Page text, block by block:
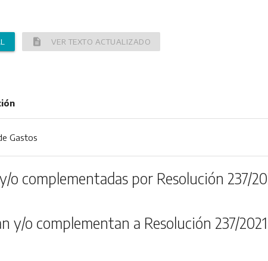
description VER TEXTO ACTUALIZADO
Gastos
o complementadas por Resolución 237/
y/o complementan a Resolución 237/2021